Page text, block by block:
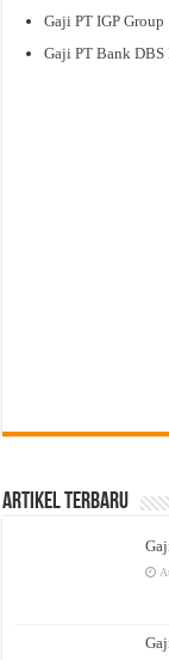
Gaji PT IGP Group
Gaji PT Bank DBS
Artikel Terbaru